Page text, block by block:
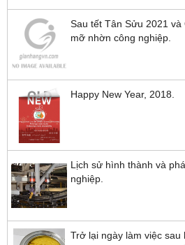
Sau tết Tân Sửu 2021
mỡ nhờn công nghiệp.
Happy New Year, 2018.
Lịch sử hình thành và
nghiệp.
Trở lại ngày làm việc sau